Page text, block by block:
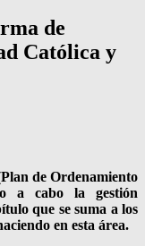
de
Católica y
de Ordenamiento
a cabo la gestión
que se suma a los
en esta área.